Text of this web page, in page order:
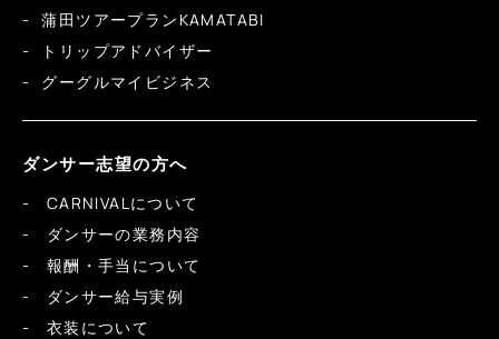
蒲田ツアープランKAMATABI
トリップアドバイザー
グーグルマイビジネス
ダンサー志望の方へ
CARNIVALについて
ダンサーの業務内容
報酬・手当について
ダンサー給与実例
衣装について